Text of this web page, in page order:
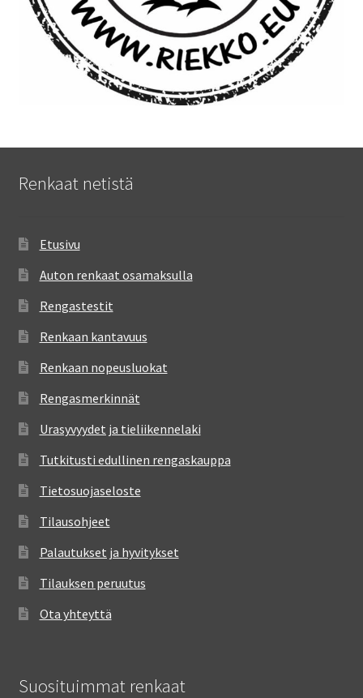
Renkaat netistä
Etusivu
Auton renkaat osamaksulla
Rengastestit
Renkaan kantavuus
Renkaan nopeusluokat
Rengasmerkinnät
Urasyvyydet ja tieliikennelaki
Tutkitusti edullinen rengaskauppa
Tietosuojaseloste
Tilausohjeet
Palautukset ja hyvitykset
Tilauksen peruutus
Ota yhteyttä
Suosituimmat renkaat